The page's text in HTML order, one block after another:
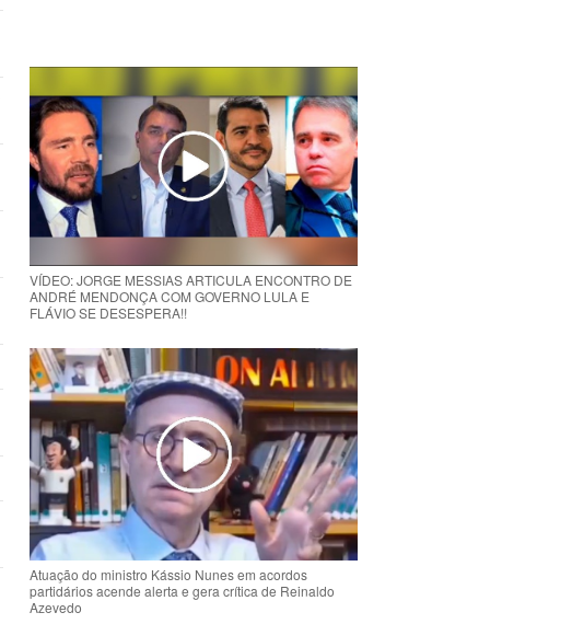
VÍDEO: JORGE MESSIAS ARTICULA ENCONTRO DE
ANDRÉ MENDONÇA COM GOVERNO LULA E
FLÁVIO SE DESESPERA!!
Atuação do ministro Kássio Nunes em acordos
partidários acende alerta e gera crítica de Reinaldo
Azevedo